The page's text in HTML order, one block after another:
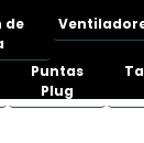
de
Puntas
Plug